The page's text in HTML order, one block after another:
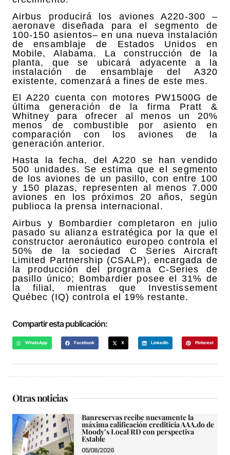
Airbus producirá los aviones A220-300 –
aeronave diseñada para el segmento de
100-150 asientos– en una nueva instalación
de ensamblaje de Estados Unidos en
Mobile, Alabama. La construcción de la
planta, que se ubicará adyacente a la
instalación de ensamblaje del A320
existente, comenzará a fines de este mes.
El A220 cuenta con motores PW1500G de
última generación de la firma Pratt &
Whitney para ofrecer al menos un 20%
menos de combustible por asiento en
comparación con los aviones de la
generación anterior.
Hasta la fecha, del A220 se han vendido
500 unidades. Se estima que el segmento
de los aviones de un pasillo, con entre 100
y 150 plazas, representen al menos 7.000
aviones en los próximos 20 años, según
publioca la prensa internacional.
Airbus y Bombardier completaron en julio
pasado su alianza estratégica por la que el
constructor aeronáutico europeo controla el
50% de la sociedad C Series Aircraft
Limited Partnership (CSALP), encargada de
la producción del programa C-Series de
pasillo único; Bombardier posee el 31% de
la filial, mientras que Investissement
Québec (IQ) controla el 19% restante.
Compartir esta publicación:
WhatsApp Facebook X LinkedIn Pinterest
Otras noticias
Banreservas recibe nuevamente la
máxima calificación crediticia AAA.do de
Moody’s Local RD con perspectiva
Estable
05/08/2026